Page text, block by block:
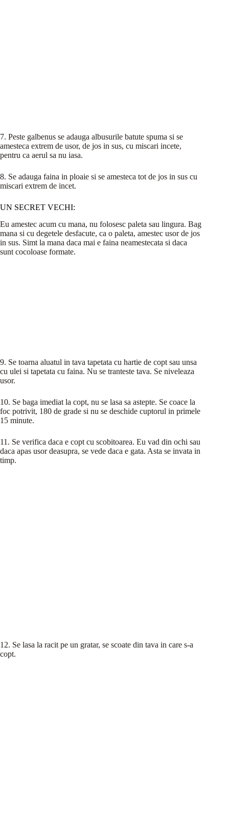
7. Peste galbenus se adauga albusurile batute spuma si se
amesteca extrem de usor, de jos in sus, cu miscari incete,
pentru ca aerul sa nu iasa.
8. Se adauga faina in ploaie si se amesteca tot de jos in sus cu
miscari extrem de incet.
UN SECRET VECHI:
Eu amestec acum cu mana, nu folosesc paleta sau lingura. Bag
mana si cu degetele desfacute, ca o paleta, amestec usor de jos
in sus. Simt la mana daca mai e faina neamestecata si daca
sunt cocoloase formate.
9. Se toarna aluatul in tava tapetata cu hartie de copt sau unsa
cu ulei si tapetata cu faina. Nu se tranteste tava. Se niveleaza
usor.
10. Se baga imediat la copt, nu se lasa sa astepte. Se coace la
foc potrivit, 180 de grade si nu se deschide cuptorul in primele
15 minute.
11. Se verifica daca e copt cu scobitoarea. Eu vad din ochi sau
daca apas usor deasupra, se vede daca e gata. Asta se invata in
timp.
12. Se lasa la racit pe un gratar, se scoate din tava in care s-a
copt.